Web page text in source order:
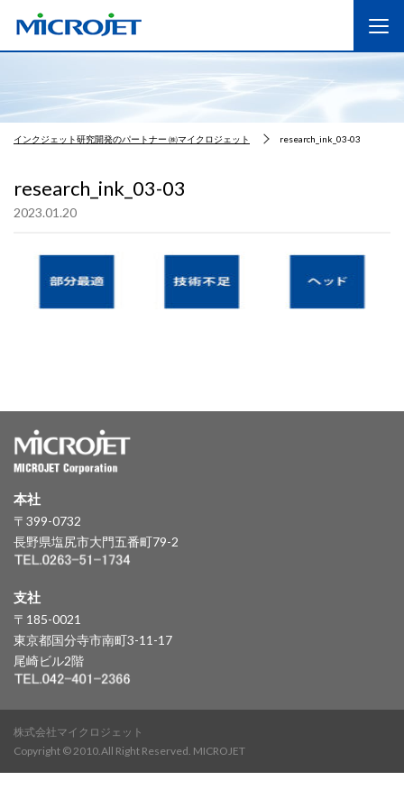
インクジェット研究開発のパートナー ㈱マイクロジェット research_ink_03-03
research_ink_03-03
2023.01.20
本社
〒399-0732
長野県塩尻市大門五番町79-2
支社
〒185-0021
東京都国分寺市南町3-11-17
尾崎ビル2階
株式会社マイクロジェット
Copyright © 2010.All Right Reserved. MICROJET